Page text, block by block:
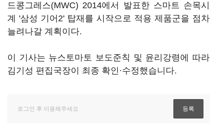
드콩그레스(MWC) 2014에서 발표한 스마트 손목시
계 '삼성 기어2' 탑재를 시작으로 적용 제품군을 점차
늘려나갈 계획이다.
이 기사는 뉴스토마토 보도준칙 및 윤리강령에 따라
김기성 편집국장이 최종 확인·수정했습니다.